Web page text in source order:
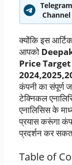
Telegram
Channel
क्योंकि इस
आपको
Price Target
कंपनी का संपूर्ण
टेक्निकल
एनालिसिस के
प्रयास करूंगा
प्रदर्शन कर
Table of